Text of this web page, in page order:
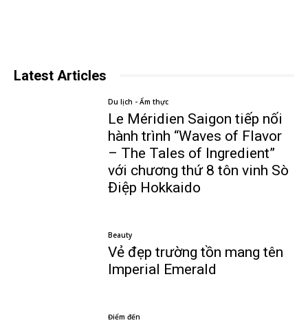
Latest Articles
Du lịch - Ẩm thực
Le Méridien Saigon tiếp nối
hành trình “Waves of Flavor
– The Tales of Ingredient”
với chương thứ 8 tôn vinh Sò
Điệp Hokkaido
Beauty
Vẻ đẹp trường tồn mang tên
Imperial Emerald
Điểm đến